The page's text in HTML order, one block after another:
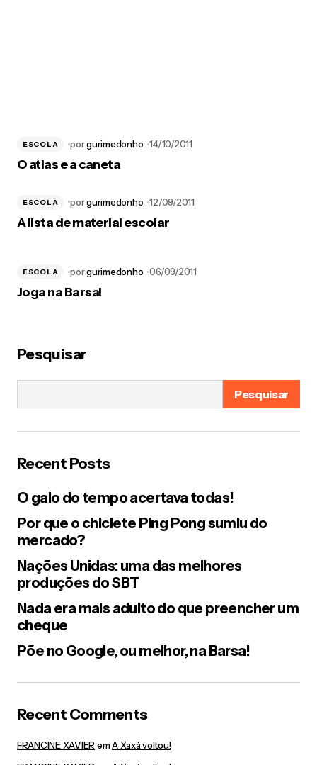
ESCOLA porgurimedonho 14/10/2011
O atlas e a caneta
ESCOLA porgurimedonho 12/09/2011
A lista de material escolar
ESCOLA porgurimedonho 06/09/2011
Joga na Barsa!
Pesquisar
Pesquisar
Recent Posts
O galo do tempo acertava todas!
Por que o chiclete Ping Pong sumiu do
mercado?
Nações Unidas: uma das melhores
produções do SBT
Nada era mais adulto do que preencher um
cheque
Põe no Google, ou melhor, na Barsa!
Recent Comments
FRANCINE XAVIER emA Xaxá voltou!